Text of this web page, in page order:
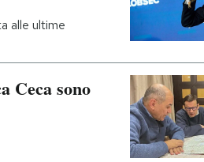
alle ultime
Ceca sono